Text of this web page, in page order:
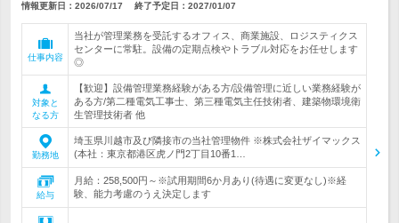
情報更新日：2026/07/17 終了予定日： 2027/01/07
仕事内容
当社が管理業務を受託するオフィス、商業施設、ロジスティクス
センターに常駐。設備の定期点検やトラブル対応をお任せします
◎
対象と
なる方
【歓迎】設備管理業務経験がある方/設備管理に近しい業務経験が
ある方/第二種電気工事士、第三種電気主任技術者、建築物環境衛
生管理技術者 他
勤務地
埼玉県川越市及び隣接市の当社管理物件 ※株式会社ザイマックス
(本社：東京都港区虎ノ門2丁目10番1…
給与
月給：258,500円～※試用期間6か月あり(待遇に変更なし)※経
験、能力考慮のうえ決定します